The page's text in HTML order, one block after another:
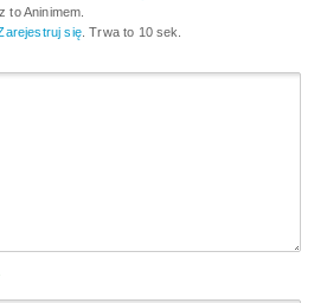
to Aninimem.
się. Trwa to 10 sek.